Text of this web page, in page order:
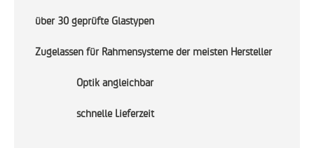
über 30 geprüfte Glastypen
Zugelassen für Rahmensysteme der meisten Hersteller
Optik angleichbar
schnelle Lieferzeit